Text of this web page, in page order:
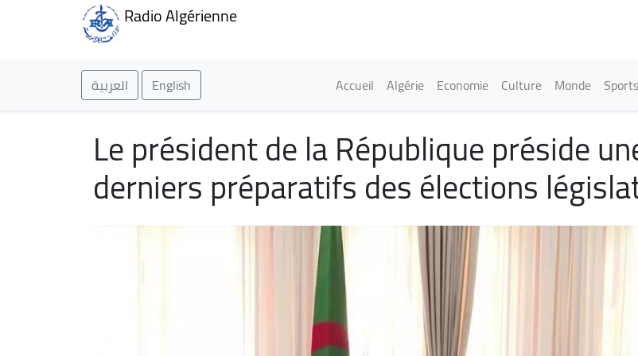
Radio Algérienne
العربية English Main navigation
Accueil Algérie Economie Culture Monde Sports
Le président de la République préside
derniers préparatifs des élections